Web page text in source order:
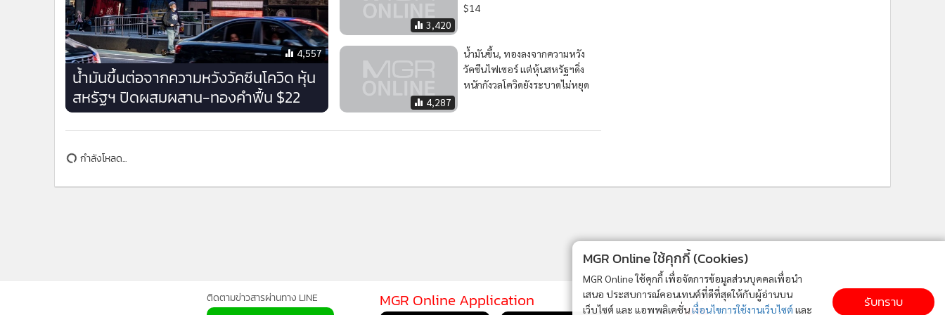
4,557
น้ำมันขึ้นต่อจากความหวังวัคซีนโควิด หุ้น
สหรัฐฯ ปิดผสมผสาน-ทองคำฟื้น $22
3,420
$14
4,287
น้ำมันขึ้น, ทองลงจากความหวัง
วัคซีนไฟเซอร์ แต่หุ้นสหรัฐฯดิ่ง
หนักกังวลโควิดยังระบาดไม่หยุด
กำลังโหลด...
ติดตามข่าวสารผ่านทาง LINE MGR Online Application ติดตาม MGR Online
MGR Online ใช้คุกกี้ (Cookies)
MGR Online ใช้คุกกี้ เพื่อจัดการข้อมูลส่วนบุคคลเพื่อนำ
เสนอ ประสบการณ์คอนเทนต์ที่ดีที่สุดให้กับผู้อ่านบน
เว็บไซต์ และ แอพพลิเคชั่นเงื่อนไขการใช้งานเว็บไซต์ และ รับทราบ